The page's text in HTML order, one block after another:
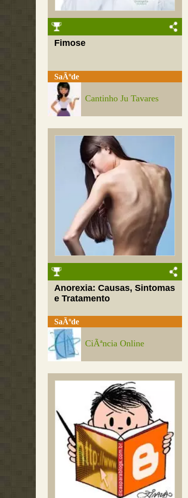
Fimose
SaÃºde
Cantinho Ju Tavares
Anorexia: Causas, Sintomas
e Tratamento
SaÃºde
CiÃªncia Online